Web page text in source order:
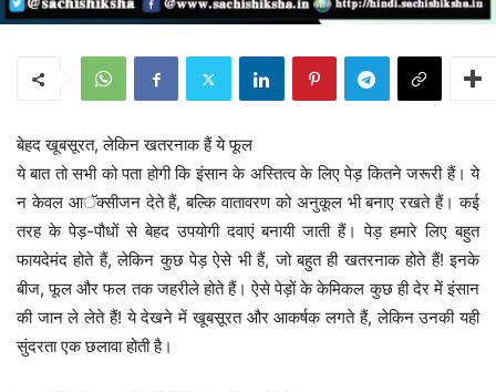
बेहद खूबसूरत, लेकिन खतरनाक हैं ये फूल
ये बात तो सभी को पता होगी कि इंसान के अस्तित्व के लिए पेड़ कितने जरूरी हैं। ये
न केवल आॅक्सीजन देते हैं, बल्कि वातावरण को अनुकूल भी बनाए रखते हैं। कई
तरह के पेड़-पौधों से बेहद उपयोगी दवाएं बनायी जाती हैं। पेड़ हमारे लिए बहुत
फायदेमंद होते हैं, लेकिन कुछ पेड़ ऐसे भी हैं, जो बहुत ही खतरनाक होते हैं! इनके
बीज, फूल और फल तक जहरीले होते हैं। ऐसे पेड़ों के केमिकल कुछ ही देर में इंसान
की जान ले लेते हैं! ये देखने में खूबसूरत और आकर्षक लगते हैं, लेकिन उनकी यही
सुंदरता एक छलावा होती है।